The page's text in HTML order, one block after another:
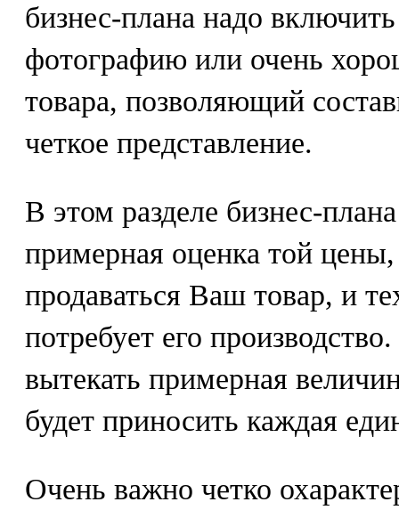
бизнес-плана надо
фотографию или очень
товара, позволяющий
четкое представление.
В этом разделе бизнес-
примерная оценка той
продаваться Ваш товар, и
потребует его
вытекать примерная
будет приносить каждая
Очень важно четко